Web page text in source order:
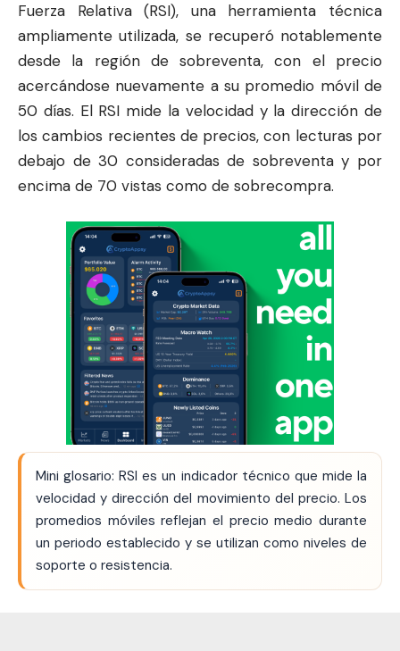
Fuerza Relativa (RSI), una herramienta técnica
ampliamente utilizada, se recuperó notablemente
desde la región de sobreventa, con el precio
acercándose nuevamente a su promedio móvil de
50 días. El RSI mide la velocidad y la dirección de
los cambios recientes de precios, con lecturas por
debajo de 30 consideradas de sobreventa y por
encima de 70 vistas como de sobrecompra.
Mini glosario: RSI es un indicador técnico que mide la
velocidad y dirección del movimiento del precio. Los
promedios móviles reflejan el precio medio durante
un periodo establecido y se utilizan como niveles de
soporte o resistencia.